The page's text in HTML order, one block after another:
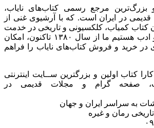
بزرگ‌ترین مرجع رسمی کتاب‌های نایاب،
در ایران است. که با آرشیوی غنی از
کتاب کمیاب، کلکسیونی و تاریخی در خدمت
دوست‌داران فرهنگ و ادب هستیم ما از سال ۱۳۸۰ تاکنون، امکان
در خرید و فروش کتاب‌های نایاب را فراهم
کارا کتاب اولین و بزرگترین ســایت اینترنتی
صفحه گرام و مجلات قدیمی در
به سراسر ایران و جهان
تاریخی رمان و غیره